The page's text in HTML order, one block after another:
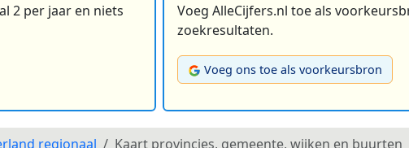
2 per jaar en niets
Voeg AlleCijfers.nl toe als
zoekresultaten.
Voeg ons toe als voorkeursbron
regionaal Kaart provincies, gemeente, wijken en buurten